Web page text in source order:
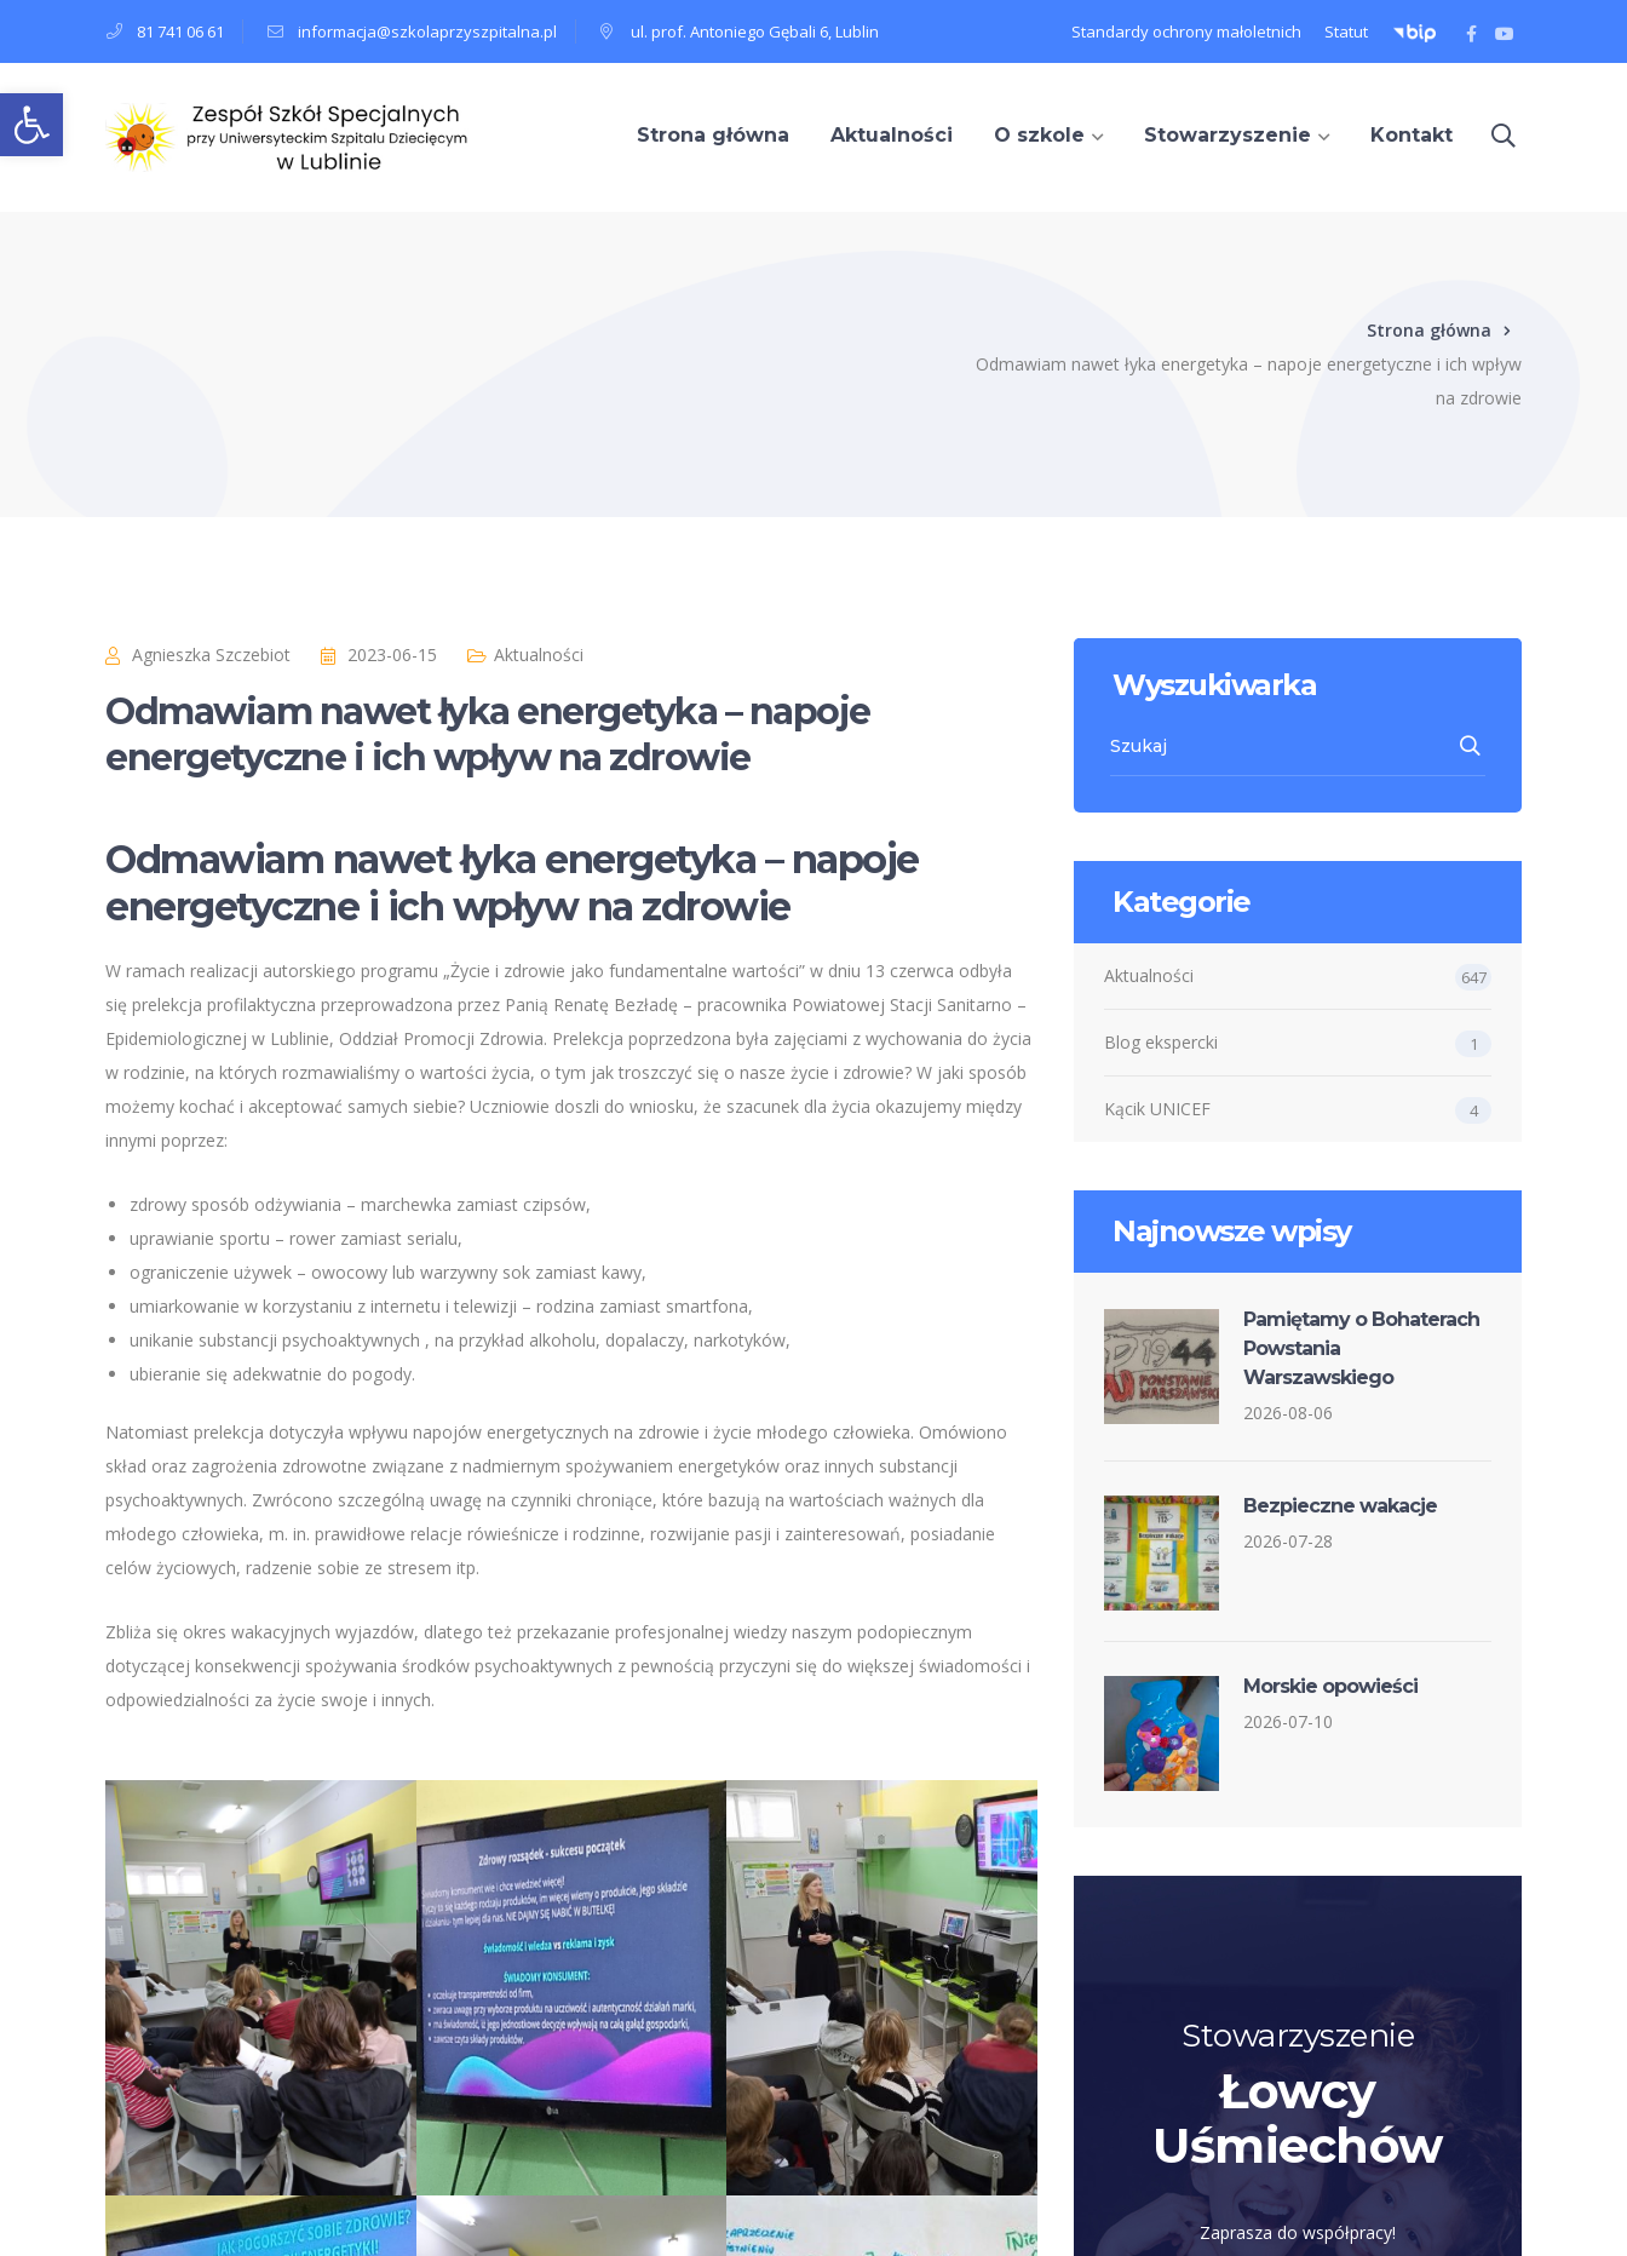
Open toolbar
81 741 06 61 informacja@szkolaprzyszpitalna.pl ul. prof. Antoniego Gębali 6, Lublin Standardy ochrony małoletnich Statut
Facebook
ProfileProfile
Strona główna Aktualności O szkole Stowarzyszenie Kontakt
Strona główna
Odmawiam nawet łyka energetyka – napoje energetyczne i ich wpływ
na zdrowie
Agnieszka Szczebiot 2023-06-15 Aktualności
Odmawiam nawet łyka energetyka – napoje
energetyczne i ich wpływ na zdrowie
Odmawiam nawet łyka energetyka – napoje
energetyczne i ich wpływ na zdrowie
W ramach realizacji autorskiego programu „Życie i zdrowie jako fundamentalne wartości” w dniu 13 czerwca odbyła
się prelekcja profilaktyczna przeprowadzona przez Panią Renatę Bezładę – pracownika Powiatowej Stacji Sanitarno –
Epidemiologicznej w Lublinie, Oddział Promocji Zdrowia. Prelekcja poprzedzona była zajęciami z wychowania do życia
w rodzinie, na których rozmawialiśmy o wartości życia, o tym jak troszczyć się o nasze życie i zdrowie? W jaki sposób
możemy kochać i akceptować samych siebie? Uczniowie doszli do wniosku, że szacunek dla życia okazujemy między
innymi poprzez:
zdrowy sposób odżywiania – marchewka zamiast czipsów,
uprawianie sportu – rower zamiast serialu,
ograniczenie używek – owocowy lub warzywny sok zamiast kawy,
umiarkowanie w korzystaniu z internetu i telewizji – rodzina zamiast smartfona,
unikanie substancji psychoaktywnych , na przykład alkoholu, dopalaczy, narkotyków,
ubieranie się adekwatnie do pogody.
Natomiast prelekcja dotyczyła wpływu napojów energetycznych na zdrowie i życie młodego człowieka. Omówiono
skład oraz zagrożenia zdrowotne związane z nadmiernym spożywaniem energetyków oraz innych substancji
psychoaktywnych. Zwrócono szczególną uwagę na czynniki chroniące, które bazują na wartościach ważnych dla
młodego człowieka, m. in. prawidłowe relacje rówieśnicze i rodzinne, rozwijanie pasji i zainteresowań, posiadanie
celów życiowych, radzenie sobie ze stresem itp.
Zbliża się okres wakacyjnych wyjazdów, dlatego też przekazanie profesjonalnej wiedzy naszym podopiecznym
dotyczącej konsekwencji spożywania środków psychoaktywnych z pewnością przyczyni się do większej świadomości i
odpowiedzialności za życie swoje i innych.
Wyszukiwarka
Kategorie
Aktualności 647
Blog ekspercki 1
Kącik UNICEF 4
Najnowsze wpisy
Pamiętamy o Bohaterach
Powstania
Warszawskiego
2026-08-06
Bezpieczne wakacje
2026-07-28
Morskie opowieści
2026-07-10
Stowarzyszenie
Łowcy
Uśmiechów
Zaprasza do współpracy!